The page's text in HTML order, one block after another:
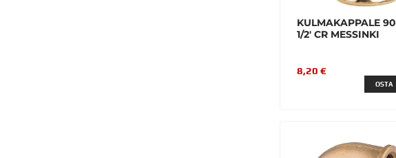
KULMAKAPPALE 90
1/2' CR MESSINKI
8,20 €
OSTA